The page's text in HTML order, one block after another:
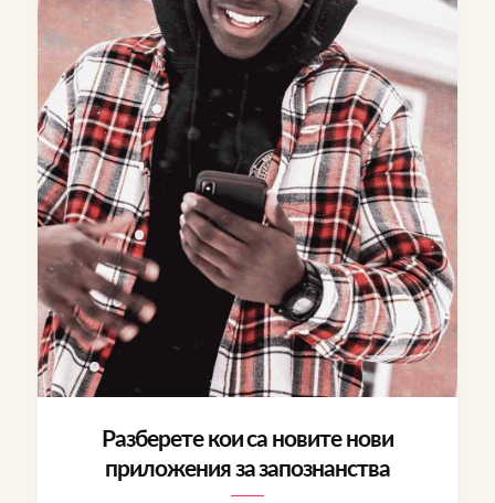
Разберете кои са новите нови
приложения за запознанства